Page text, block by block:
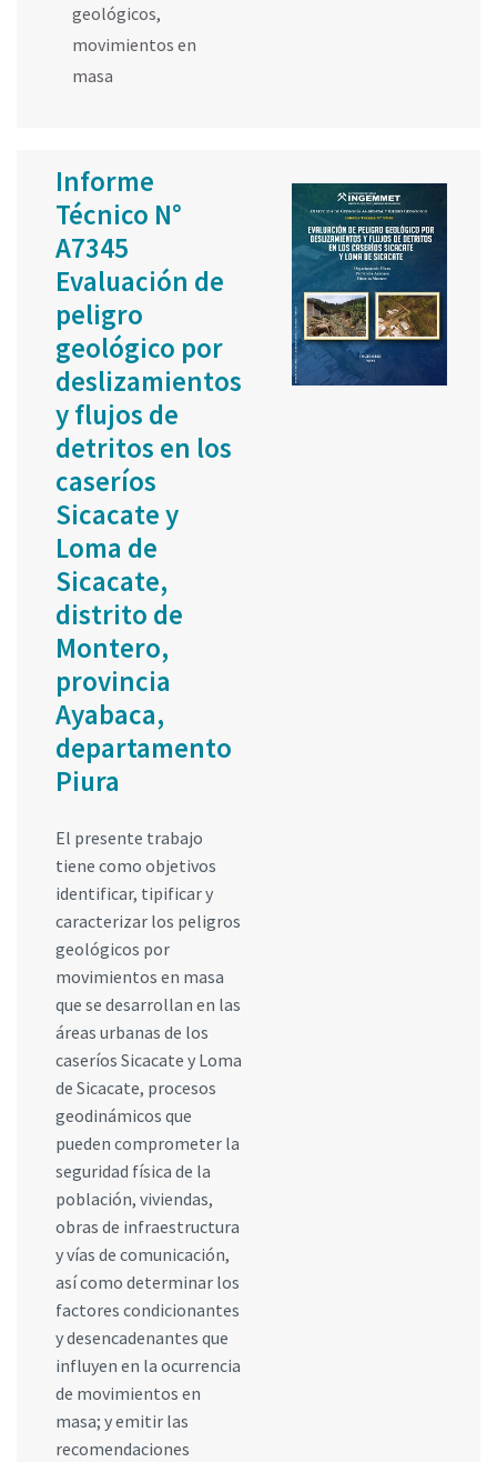
geológicos,
movimientos en
masa
Informe
Técnico N°
A7345
Evaluación de
peligro
geológico por
deslizamientos
y flujos de
detritos en los
caseríos
Sicacate y
Loma de
Sicacate,
distrito de
Montero,
provincia
Ayabaca,
departamento
Piura
El presente trabajo
tiene como objetivos
identificar, tipificar y
caracterizar los peligros
geológicos por
movimientos en masa
que se desarrollan en las
áreas urbanas de los
caseríos Sicacate y Loma
de Sicacate, procesos
geodinámicos que
pueden comprometer la
seguridad física de la
población, viviendas,
obras de infraestructura
y vías de comunicación,
así como determinar los
factores condicionantes
y desencadenantes que
influyen en la ocurrencia
de movimientos en
masa; y emitir las
recomendaciones